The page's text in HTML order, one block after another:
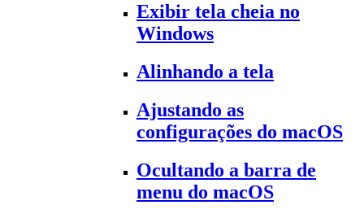
Exibir tela cheia no
Windows
Alinhando a tela
Ajustando as
configurações do macOS
Ocultando a barra de
menu do macOS